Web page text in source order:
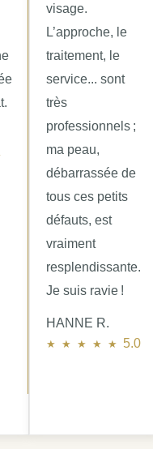
4.0 out of 5.0 stars
visage.
L’approche, le
traitement, le
service... sont
très
professionnels ;
ma peau,
débarrassée de
tous ces petits
défauts, est
vraiment
resplendissante.
Je suis ravie !
HANNE R.
5.0
5.0